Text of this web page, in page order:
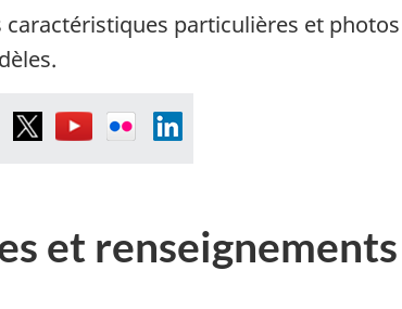
caractéristiques particulières et
X Youtube
FlickrLinkedIn
et renseignements